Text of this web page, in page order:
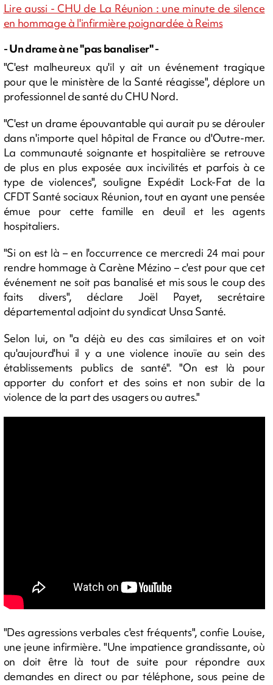
Lire aussi - CHU de La Réunion : une minute de silence
en hommage à l'infirmière poignardée à Reims
- Un drame à ne "pas banaliser" -
"C'est malheureux qu'il y ait un événement tragique
pour que le ministère de la Santé réagisse", déplore un
professionnel de santé du CHU Nord.
"C'est un drame épouvantable qui aurait pu se dérouler
dans n'importe quel hôpital de France ou d'Outre-mer.
La communauté soignante et hospitalière se retrouve
de plus en plus exposée aux incivilités et parfois à ce
type de violences", souligne Expédit Lock-Fat de la
CFDT Santé sociaux Réunion, tout en ayant une pensée
émue pour cette famille en deuil et les agents
hospitaliers.
"Si on est là – en l'occurrence ce mercredi 24 mai pour
rendre hommage à Carène Mézino – c'est pour que cet
événement ne soit pas banalisé et mis sous le coup des
faits divers", déclare Joël Payet, secrétaire
départemental adjoint du syndicat Unsa Santé.
Selon lui, on "a déjà eu des cas similaires et on voit
qu'aujourd'hui il y a une violence inouïe au sein des
établissements publics de santé". "On est là pour
apporter du confort et des soins et non subir de la
violence de la part des usagers ou autres."
"Des agressions verbales c'est fréquents", confie Louise,
une jeune infirmière. "Une impatience grandissante, où
on doit être là tout de suite pour répondre aux
demandes en direct ou par téléphone, sous peine de